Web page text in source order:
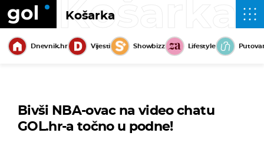
Košarka
Košarka
Dnevnik.hr Vijesti Showbizz Lifestyle
Bivši NBA-ovac na video chatu
GOL.hr-a točno u podne!